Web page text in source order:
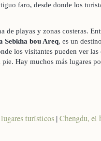
faro, desde donde los
de playas y zonas costeras.
Sebkha bou Areq, es un
los visitantes pueden ver
pie. Hay muchos más lugares
turísticos|Chengdu, el